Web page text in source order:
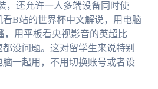
，还允许一人多端设备同时使
B站的世界杯中文解说，用电脑
用平板看央视影音的英超比
没问题。这对留学生来说特别
一起用，不用切换账号或者设